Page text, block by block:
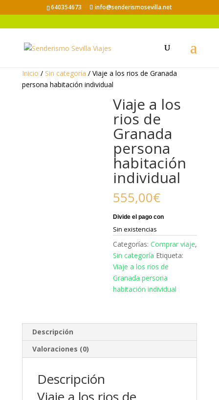
640354673 info@senderismosevilla.net
Inicio / Sin categoría / Viaje a los rios de Granada
persona habitación individual
Viaje a los
rios de
Granada
persona
habitación
individual
555,00€
Sin existencias
Categorías:Comprar viaje,
Sin categoría Etiqueta:
Viaje a los rios de
Granada persona
habitación individual
Descripción
Valoraciones (0)
Descripción